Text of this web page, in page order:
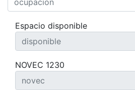
Espacio disponible
NOVEC 1230